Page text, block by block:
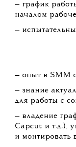
— график
началом
—
— опыт в SMM
— знание
для работы с
— владение
Capcut и т.д.),
и монтировать